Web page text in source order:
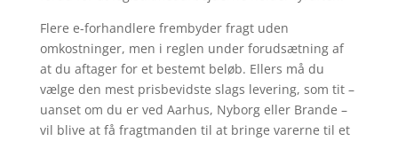
Flere e-forhandlere frembyder fragt uden
omkostninger, men i reglen under forudsætning af
at du aftager for et bestemt beløb. Ellers må du
vælge den mest prisbevidste slags levering, som tit –
uanset om du er ved Aarhus, Nyborg eller Brande –
vil blive at få fragtmanden til at bringe varerne til et